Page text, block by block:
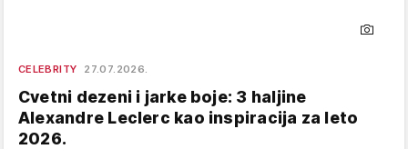
CELEBRITY 27.07.2026.
Cvetni dezeni i jarke boje: 3 haljine
Alexandre Leclerc kao inspiracija za leto
2026.